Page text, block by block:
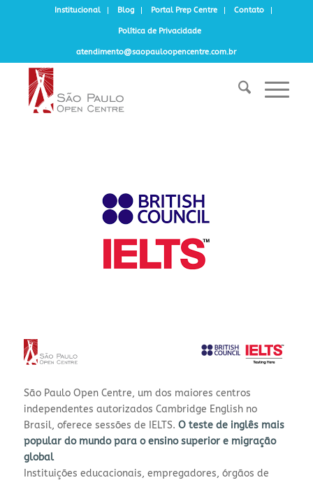
Institucional Blog Portal Prep Centre Contato
Política de Privacidade
atendimento@saopauloopencentre.com.br
São Paulo Open Centre, um dos maiores centros
independentes autorizados Cambridge English no
Brasil, oferece sessões de IELTS. O teste de inglês mais
popular do mundo para o ensino superior e migração
global
Instituições educacionais, empregadores, órgãos de